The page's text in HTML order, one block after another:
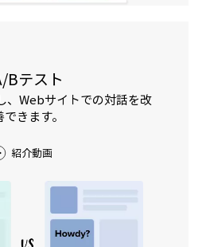
Bテスト
、Webサイトでの対話を改
できます。
紹介動画